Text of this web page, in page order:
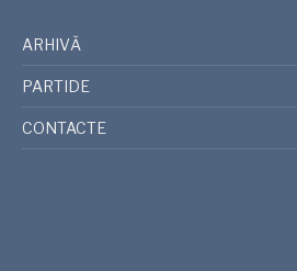
ARHIVĂ
PARTIDE
CONTACTE